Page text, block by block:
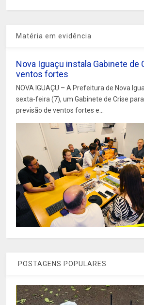
Matéria em evidência
Nova Iguaçu instala Gabinete de
ventos fortes
NOVA IGUAÇU – A Prefeitura de Nova
sexta-feira (7), um Gabinete de Crise
previsão de ventos fortes e...
POSTAGENS POPULARES